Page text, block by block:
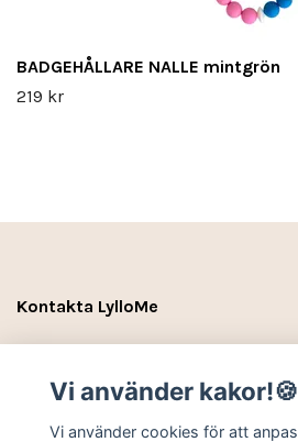
BADGEHÅLLARE NALLE mintgrön
219 kr
Kontakta LylloMe
Sociala medier
Vi använder kakor!🍪
Vi använder cookies för att